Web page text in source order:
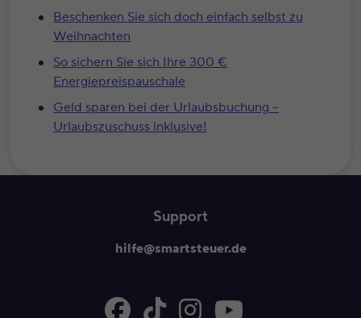
Beschenken Sie sich doch einfach selbst zu
Weihnachten
So sichern Sie sich Ihre 300 €
Energiepreispauschale
Geld sparen bei der Urlaubsbuchung –
Urlaubszuschuss inklusive!
Support
hilfe@smartsteuer.de